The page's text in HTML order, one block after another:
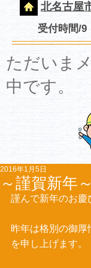
北名古屋
受付時間/9
ただいま
中です。
～謹賀新年～
2016年1月5日
謹んで新年のお慶
昨年は格別の御
を申し上げます。